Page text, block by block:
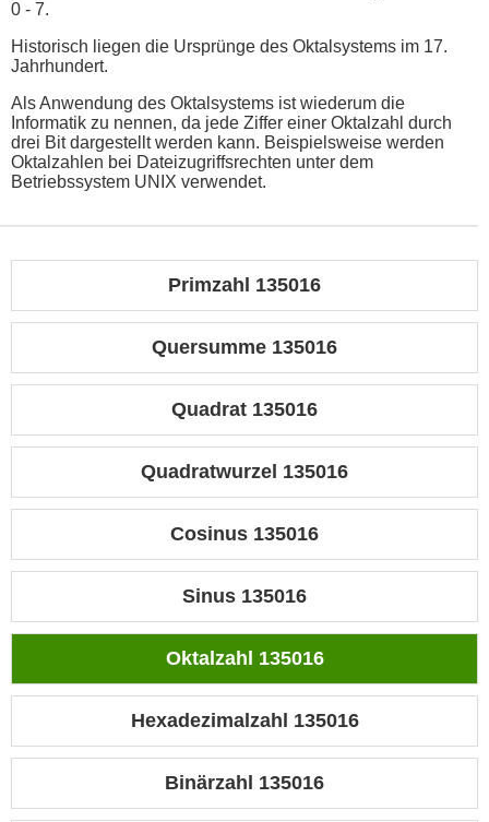
0 - 7.
Historisch liegen die Ursprünge des Oktalsystems im 17.
Jahrhundert.
Als Anwendung des Oktalsystems ist wiederum die
Informatik zu nennen, da jede Ziffer einer Oktalzahl durch
drei Bit dargestellt werden kann. Beispielsweise werden
Oktalzahlen bei Dateizugriffsrechten unter dem
Betriebssystem UNIX verwendet.
Primzahl 135016
Quersumme 135016
Quadrat 135016
Quadratwurzel 135016
Cosinus 135016
Sinus 135016
Oktalzahl 135016
Hexadezimalzahl 135016
Binärzahl 135016